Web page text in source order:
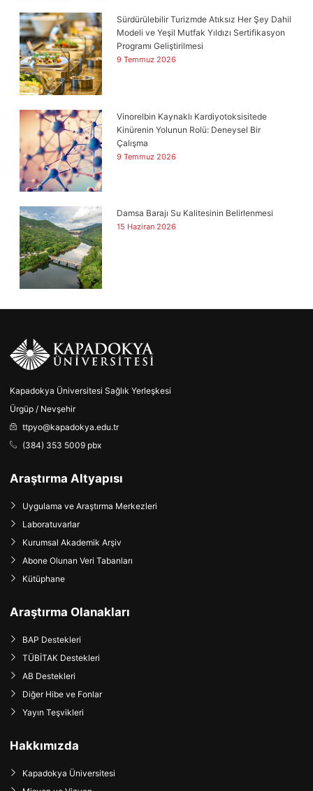
Sürdürülebilir Turizmde Atıksız Her Şey Dahil
Modeli ve Yeşil Mutfak Yıldızı Sertifikasyon
Programı Geliştirilmesi
9 Temmuz 2026
Vinorelbin Kaynaklı Kardiyotoksisitede
Kinürenin Yolunun Rolü: Deneysel Bir
Çalışma
9 Temmuz 2026
Damsa Barajı Su Kalitesinin Belirlenmesi
15 Haziran 2026
Kapadokya Üniversitesi Sağlık Yerleşkesi
Ürgüp / Nevşehir
ttpyo@kapadokya.edu.tr
(384) 353 5009 pbx
Araştırma Altyapısı
Uygulama ve Araştırma Merkezleri
Laboratuvarlar
Kurumsal Akademik Arşiv
Abone Olunan Veri Tabanları
Kütüphane
Araştırma Olanakları
BAP Destekleri
TÜBİTAK Destekleri
AB Destekleri
Diğer Hibe ve Fonlar
Yayın Teşvikleri
Hakkımızda
Kapadokya Üniversitesi